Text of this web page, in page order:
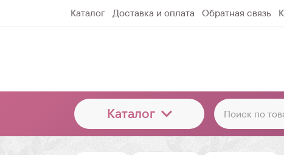
Каталог Доставка и оплата Обратная связь
Каталог